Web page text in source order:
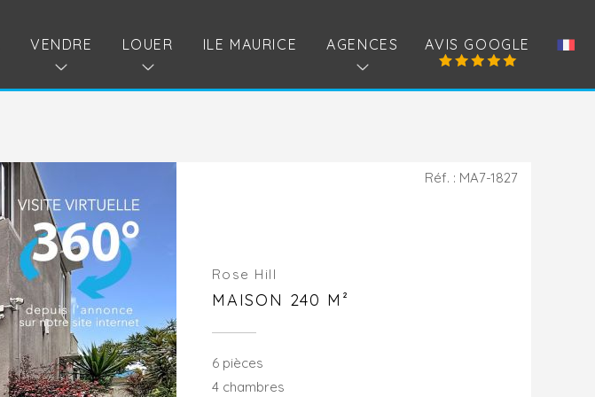
AVIS GOOGLE
VENDRE LOUER ILE MAURICE AGENCES
Rose Hill
MAISON 240 M²
6 pièces
4 chambres
Réf. : MA7-1827